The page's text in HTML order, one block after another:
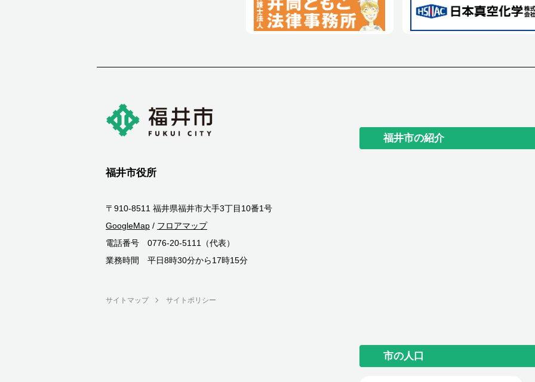
福井市役所
〒910-8511 福井県福井市大手3丁目10番1号
GoogleMap / フロアマップ
電話番号 0776-20-5111（代表）
業務時間 平日8時30分から17時15分
サイトマップ サイトポリシー
福井市の紹介
市の人口